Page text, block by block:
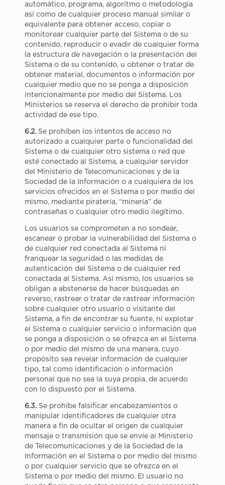
automático, programa, algoritmo o metodología
así como de cualquier proceso manual similar o
equivalente para obtener acceso, copiar o
monitorear cualquier parte del Sistema o de su
contenido, reproducir o evadir de cualquier forma
la estructura de navegación o la presentación del
Sistema o de su contenido, u obtener o tratar de
obtener material, documentos o información por
cualquier medio que no se ponga a disposición
intencionalmente por medio del Sistema. Los
Ministerios se reserva el derecho de prohibir toda
actividad de ese tipo.
6.2.Se prohíben los intentos de acceso no
autorizado a cualquier parte o funcionalidad del
Sistema o de cualquier otro sistema o red que
esté conectado al Sistema, a cualquier servidor
del Ministerio de Telecomunicaciones y de la
Sociedad de la Información o a cualquiera de los
servicios ofrecidos en el Sistema o por medio del
mismo, mediante piratería, “minería” de
contraseñas o cualquier otro medio ilegítimo.
Los usuarios se comprometen a no sondear,
escanear o probar la vulnerabilidad del Sistema o
de cualquier red conectada al Sistema ni
franquear la seguridad o las medidas de
autenticación del Sistema o de cualquier red
conectada al Sistema. Así mismo, los usuarios se
obligan a abstenerse de hacer búsquedas en
reverso, rastrear o tratar de rastrear información
sobre cualquier otro usuario o visitante del
Sistema, a fin de encontrar su fuente, ni explotar
el Sistema o cualquier servicio o información que
se ponga a disposición o se ofrezca en el Sistema
o por medio del mismo de una manera, cuyo
propósito sea revelar información de cualquier
tipo, tal como identificación o información
personal que no sea la suya propia, de acuerdo
con lo dispuesto por el Sistema.
6.3.Se prohíbe falsificar encabezamientos o
manipular identificadores de cualquier otra
manera a fin de ocultar el origen de cualquier
mensaje o transmisión que se envíe al Ministerio
de Telecomunicaciones y de la Sociedad de la
Información en el Sistema o por medio del mismo
o por cualquier servicio que se ofrezca en el
Sistema o por medio del mismo. El usuario no